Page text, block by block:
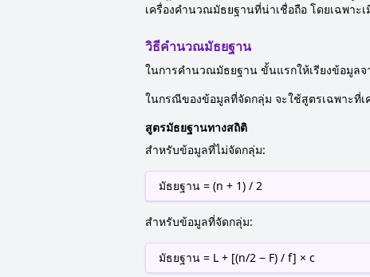
เครื่องคำนวณมัธยฐานที่น่าเชื่อถือ โดยเฉพา
วิธีคำนวณมัธยฐาน
ในการคำนวณมัธยฐาน ขั้นแรกให้เรียงข้อมูล
ในกรณีของข้อมูลที่จัดกลุ่ม จะใช้สูตรเฉพาะที่
สูตรมัธยฐานทางสถิติ
สำหรับข้อมูลที่ไม่จัดกลุ่ม:
มัธยฐาน = (n + 1) / 2
สำหรับข้อมูลที่จัดกลุ่ม:
มัธยฐาน = L + [(n/2 − F) / f] × c